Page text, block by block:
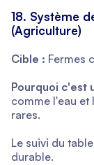
18. Système
(Agriculture)
Cible : Fermes
Pourquoi c'est
comme l'eau et
rares.
Le suivi du
durable.